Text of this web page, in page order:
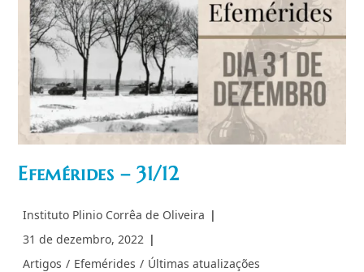
Efemérides – 31/12
Autor
post:
Instituto Plinio Corrêa de Oliveira
Post
31 de dezembro, 2022
Categoria
Artigos / Efemérides / Últimas atualizações